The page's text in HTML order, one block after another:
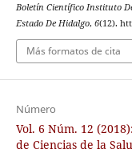
Boletín Científico Instituto
Estado De Hidalgo, 6(12).
Más formatos de cita
Número
Vol. 6 Núm. 12
de Ciencias de la